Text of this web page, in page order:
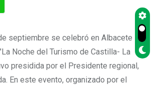
septiembre se celebró en Albacete la
Noche del Turismo de Castilla- La
presidida por el Presidente regional,
En este evento, organizado por el